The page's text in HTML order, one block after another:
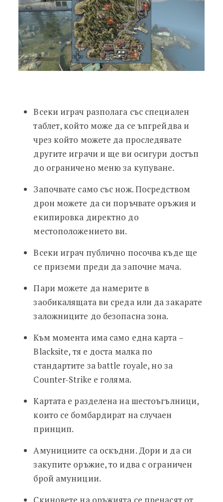
Всеки играч разполага със специален
таблет, който може да се ъпгрейдва и
чрез който можете да проследявате
другите играчи и ще ви осигури достъп
до ограничено меню за купуване.
Започвате само със нож. Посредством
дрон можете да си поръчвате оръжия и
екипировка директно до
местоположението ви.
Всеки играч публично посочва къде ще
се приземи преди да започне мача.
Пари можете да намерите в
заобикалящата ви среда или да закарате
заложниците до безопасна зона.
Към момента има само една карта –
Blacksite, тя е доста малка по
стандартите за battle royale, но за
Counter-Strike е голяма.
Картата е разделена на шестоъгълници,
които се бомбардират на случаен
принцип.
Амунициите са оскъдни. Дори и да си
закупите оръжие, то идва с ограничен
брой амуниции.